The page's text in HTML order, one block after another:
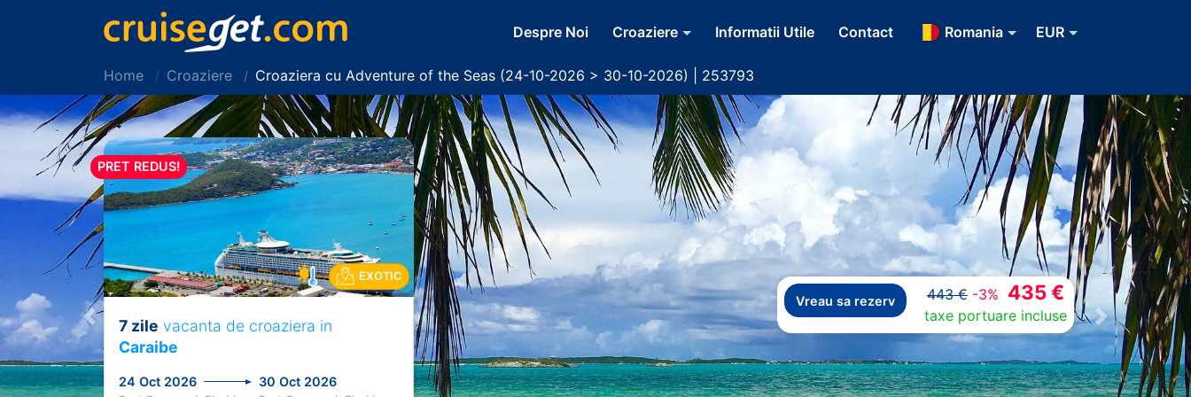
Despre Noi Croaziere Informatii Utile Contact Romania EUR
Home Croaziere Croaziera cu Adventure of the Seas (24-10-2026 > 30-10-2026) | 253793
Vreau sa rezerv 443 € -3% 435 €
taxe portuare incluse
Previous Next
PRET REDUS!
EXOTIC
7 zile vacanta de croaziera in
Caraibe
24 Oct 2026 30 Oct 2026